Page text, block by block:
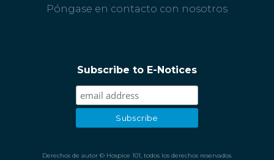
Póngase en contacto con nosotros
Subscribe to E-Notices
Derechos de autor © Hospice 101, todos los derechos reservados.